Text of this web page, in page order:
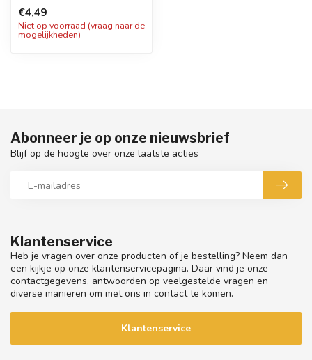
vormpjes met een...
€4,49
Niet op voorraad (vraag naar de
mogelijkheden)
Klantenservice
Heb je vragen over onze producten of je bestelling? Neem dan
een kijkje op onze klantenservicepagina. Daar vind je onze
contactgegevens, antwoorden op veelgestelde vragen en
diverse manieren om met ons in contact te komen.
Klantenservice
Abonneer je op onze nieuwsbrief
Blijf op de hoogte over onze laatste acties